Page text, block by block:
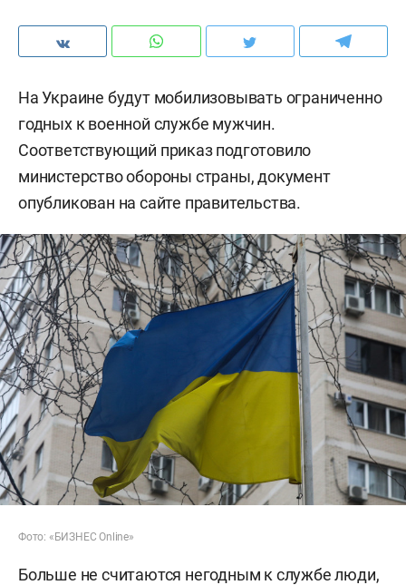
На Украине будут мобилизовывать ограниченно
годных к военной службе мужчин.
Соответствующий приказ подготовило
министерство обороны страны, документ
опубликован на сайте правительства.
Фото: «БИЗНЕС Online»
Больше не считаются негодным к службе люди,